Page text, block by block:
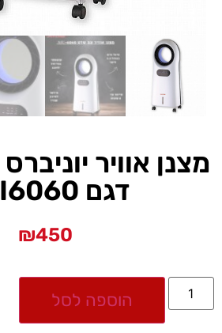
דגם NRI6060
₪450
הוספה לסל